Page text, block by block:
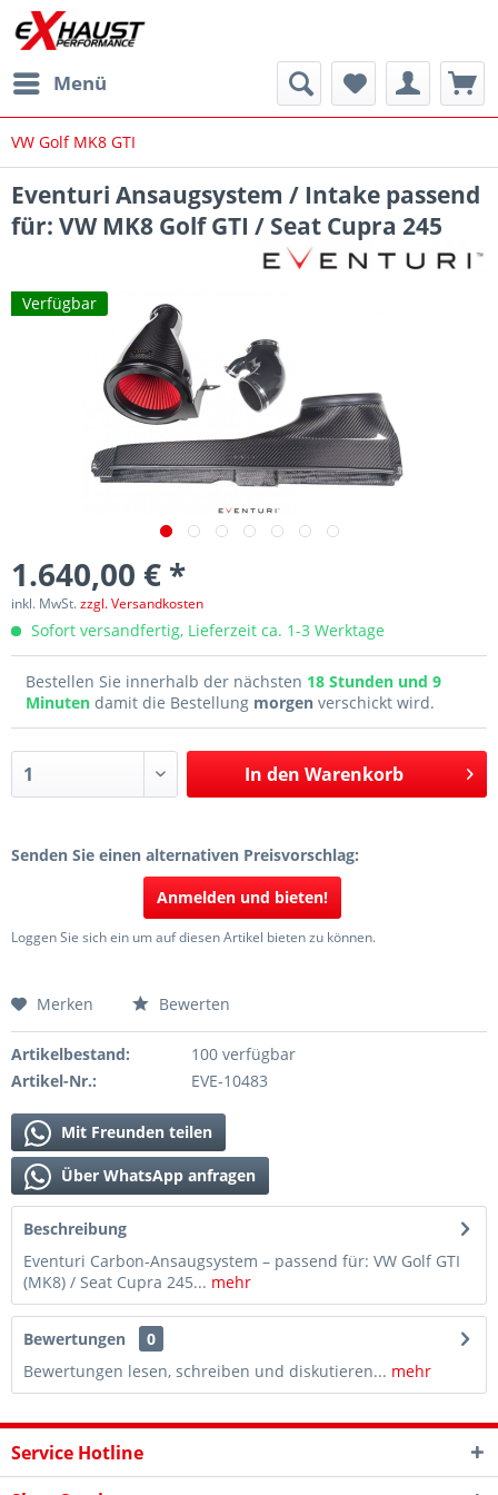
Menü
VW Golf MK8 GTI
Eventuri Ansaugsystem / Intake passend
für: VW MK8 Golf GTI / Seat Cupra 245
Verfügbar
1.640,00 € *
inkl. MwSt.zzgl. Versandkosten
Sofort versandfertig, Lieferzeit ca. 1-3 Werktage
Bestellen Sie innerhalb der nächsten 18 Stunden und 9
Minuten damit die Bestellung morgen verschickt wird.
In den Warenkorb
Senden Sie einen alternativen Preisvorschlag:
Anmelden und bieten!
Loggen Sie sich ein um auf diesen Artikel bieten zu können.
Merken Bewerten
Artikelbestand:
100 verfügbar
Artikel-Nr.:
EVE-10483
Mit Freunden teilen
Über WhatsApp anfragen
Beschreibung
Eventuri Carbon-Ansaugsystem – passend für: VW Golf GTI
(MK8) / Seat Cupra 245... mehr
Bewertungen
0
Bewertungen lesen, schreiben und diskutieren... mehr
Service Hotline